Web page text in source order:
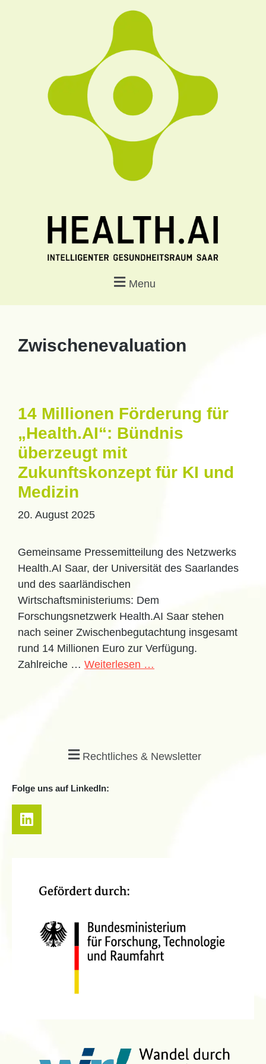
Menu
Zwischenevaluation
14 Millionen Förderung für
„Health.AI“: Bündnis
überzeugt mit
Zukunftskonzept für KI und
Medizin
20. August 2025
Gemeinsame Pressemitteilung des Netzwerks
Health.AI Saar, der Universität des Saarlandes
und des saarländischen
Wirtschaftsministeriums: Dem
Forschungsnetzwerk Health.AI Saar stehen
nach seiner Zwischenbegutachtung insgesamt
rund 14 Millionen Euro zur Verfügung.
Zahlreiche … Weiterlesen …
Rechtliches & Newsletter
Folge uns auf LinkedIn: